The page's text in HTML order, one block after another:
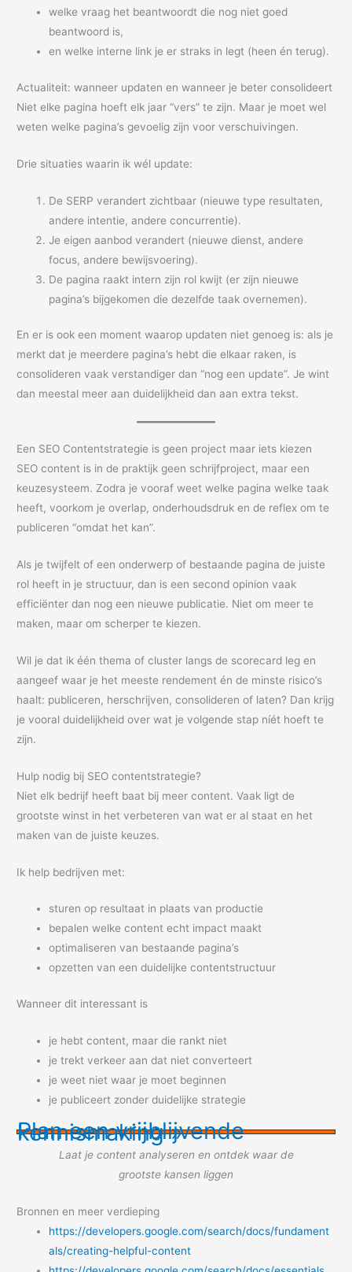
welke vraag het beantwoordt die nog niet goed
beantwoord is,
en welke interne link je er straks in legt (heen én terug).
Actualiteit: wanneer updaten en wanneer je beter consolideert
Niet elke pagina hoeft elk jaar “vers” te zijn. Maar je moet wel
weten welke pagina’s gevoelig zijn voor verschuivingen.
Drie situaties waarin ik wél update:
De SERP verandert zichtbaar (nieuwe type resultaten,
andere intentie, andere concurrentie).
Je eigen aanbod verandert (nieuwe dienst, andere
focus, andere bewijsvoering).
De pagina raakt intern zijn rol kwijt (er zijn nieuwe
pagina’s bijgekomen die dezelfde taak overnemen).
En er is ook een moment waarop updaten niet genoeg is: als je
merkt dat je meerdere pagina’s hebt die elkaar raken, is
consolideren vaak verstandiger dan “nog een update”. Je wint
dan meestal meer aan duidelijkheid dan aan extra tekst.
Een SEO Contentstrategie is geen project maar iets kiezen
SEO content is in de praktijk geen schrijfproject, maar een
keuzesysteem. Zodra je vooraf weet welke pagina welke taak
heeft, voorkom je overlap, onderhoudsdruk en de reflex om te
publiceren “omdat het kan”.
Als je twijfelt of een onderwerp of bestaande pagina de juiste
rol heeft in je structuur, dan is een second opinion vaak
efficiënter dan nog een nieuwe publicatie. Niet om meer te
maken, maar om scherper te kiezen.
Wil je dat ik één thema of cluster langs de scorecard leg en
aangeef waar je het meeste rendement én de minste risico’s
haalt: publiceren, herschrijven, consolideren of laten? Dan krijg
je vooral duidelijkheid over wat je volgende stap níét hoeft te
zijn.
Hulp nodig bij SEO contentstrategie?
Niet elk bedrijf heeft baat bij meer content. Vaak ligt de
grootste winst in het verbeteren van wat er al staat en het
maken van de juiste keuzes.
Ik help bedrijven met:
sturen op resultaat in plaats van productie
bepalen welke content echt impact maakt
optimaliseren van bestaande pagina’s
opzetten van een duidelijke contentstructuur
Wanneer dit interessant is
je hebt content, maar die rankt niet
je trekt verkeer aan dat niet converteert
je weet niet waar je moet beginnen
je publiceert zonder duidelijke strategie
Plan een vrijblijvende kennismaking »
Laat je content analyseren en ontdek waar de
grootste kansen liggen
Bronnen en meer verdieping
https://developers.google.com/search/docs/fundament
als/creating-helpful-content